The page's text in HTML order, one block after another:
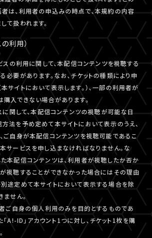
は、利用者の申込みの時点で、本規約の内容
て扱われます。
利用）
の利用に関して、本配信コンテンツを視聴する
必要があります。なお、チケットの種類により申
サイトにおいて表示します。）、一部の利用者が
入できない場合があります。
関して、本配信コンテンツの視聴が可能な日
法を予め定めて本サイトにおいて表示のうえ、
ご自身が本配信コンテンツを視聴可能であるこ
サービスを申し込まなければなりません。な
本配信コンテンツは、利用者が視聴したか否か
視聴することができなかった場合にはその理由
途定めて本サイトにおいて表示する場合を除
ません。
ご自身の個人利用のみを目的とするものであ
「A!-ID」アカウント1つに対し、チケット1枚を購